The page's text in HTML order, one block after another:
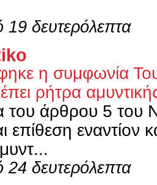
19 δευτερόλεπτα
η συμφωνία
ρήτρα
άρθρου 5 του
επίθεση
24 δευτερόλεπτα